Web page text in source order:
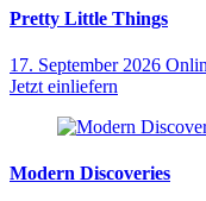
Pretty Little Things
17. September 2026
Jetzt einliefern
Modern Discoveries